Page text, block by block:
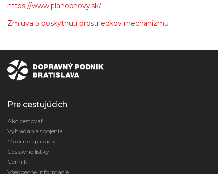
https://www.planobnovy.sk/
Zmluva o poskytnutí prostriedkov mechanizmu
Pre cestujúcich
Ako cestovať
Vyhľadanie spojenia
Mobilné aplikácie
Cestovné lístky
Cenník
Všeobecné informácie